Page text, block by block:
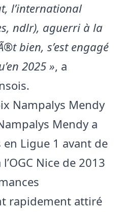
l’international
ndlr), aguerri à la
bien, s’est engagé
2025 », a
Nampalys Mendy
Mendy a
Ligue 1 avant de
Nice de 2013
rapidement attiré